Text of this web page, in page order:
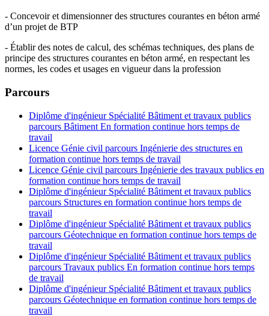
- Concevoir et dimensionner des structures courantes en béton armé
d’un projet de BTP
- Établir des notes de calcul, des schémas techniques, des plans de
principe des structures courantes en béton armé, en respectant les
normes, les codes et usages en vigueur dans la profession
Parcours
Diplôme d'ingénieur Spécialité Bâtiment et travaux publics
parcours Bâtiment En formation continue hors temps de
travail
Licence Génie civil parcours Ingénierie des structures en
formation continue hors temps de travail
Licence Génie civil parcours Ingénierie des travaux publics en
formation continue hors temps de travail
Diplôme d'ingénieur Spécialité Bâtiment et travaux publics
parcours Structures en formation continue hors temps de
travail
Diplôme d'ingénieur Spécialité Bâtiment et travaux publics
parcours Géotechnique en formation continue hors temps de
travail
Diplôme d'ingénieur Spécialité Bâtiment et travaux publics
parcours Travaux publics En formation continue hors temps
de travail
Diplôme d'ingénieur Spécialité Bâtiment et travaux publics
parcours Géotechnique en formation continue hors temps de
travail